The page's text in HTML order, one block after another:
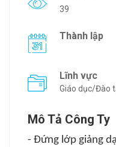
39
Thành lập
Lĩnh vực
Giáo dục/Đào
Mô Tả Công Ty
- Đứng lớp giảng